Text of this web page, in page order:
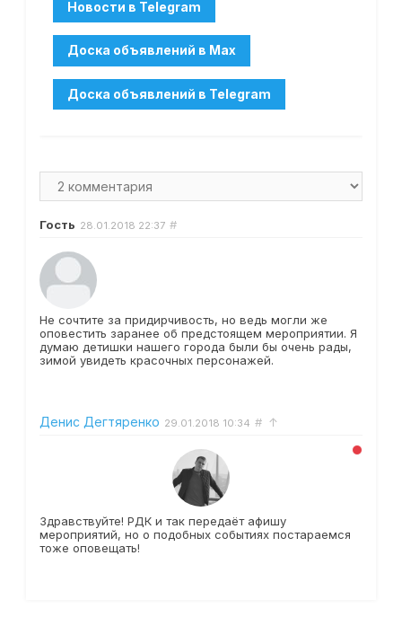
Гость 28.01.2018 22:37 #
Не сочтите за придирчивость, но ведь могли же
оповестить заранее об предстоящем мероприятии. Я
думаю детишки нашего города были бы очень рады,
зимой увидеть красочных персонажей.
Денис Дегтяренко 29.01.2018 10:34 # ↑
Здравствуйте! РДК и так передаёт афишу
мероприятий, но о подобных событиях постараемся
тоже оповещать!